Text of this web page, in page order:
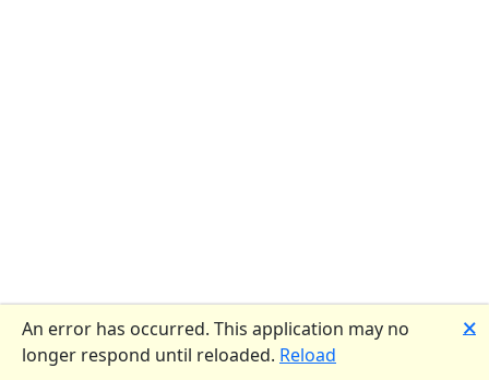
An error has occurred. This application may no
longer respond until reloaded. Reload
🗙